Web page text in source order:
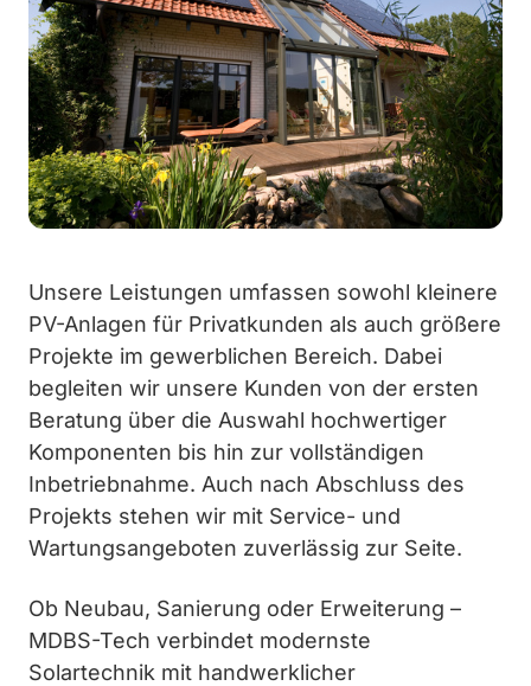
Unsere Leistungen umfassen sowohl kleinere
PV-Anlagen für Privatkunden als auch größere
Projekte im gewerblichen Bereich. Dabei
begleiten wir unsere Kunden von der ersten
Beratung über die Auswahl hochwertiger
Komponenten bis hin zur vollständigen
Inbetriebnahme. Auch nach Abschluss des
Projekts stehen wir mit Service- und
Wartungsangeboten zuverlässig zur Seite.
Ob Neubau, Sanierung oder Erweiterung –
MDBS-Tech verbindet modernste
Solartechnik mit handwerklicher